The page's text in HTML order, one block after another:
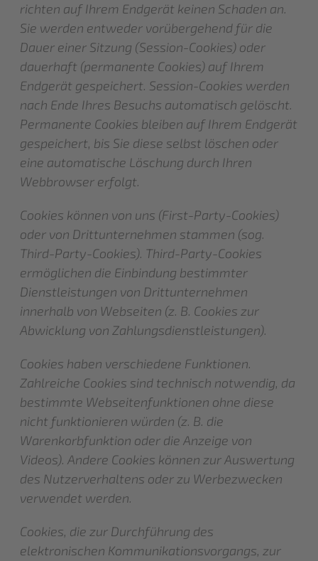
richten auf Ihrem Endgerät keinen Schaden an.
Sie werden entweder vorübergehend für die
Dauer einer Sitzung (Session-Cookies) oder
dauerhaft (permanente Cookies) auf Ihrem
Endgerät gespeichert. Session-Cookies werden
nach Ende Ihres Besuchs automatisch gelöscht.
Permanente Cookies bleiben auf Ihrem Endgerät
gespeichert, bis Sie diese selbst löschen oder
eine automatische Löschung durch Ihren
Webbrowser erfolgt.
Cookies können von uns (First-Party-Cookies)
oder von Drittunternehmen stammen (sog.
Third-Party-Cookies). Third-Party-Cookies
ermöglichen die Einbindung bestimmter
Dienstleistungen von Drittunternehmen
innerhalb von Webseiten (z. B. Cookies zur
Abwicklung von Zahlungsdienstleistungen).
Cookies haben verschiedene Funktionen.
Zahlreiche Cookies sind technisch notwendig, da
bestimmte Webseitenfunktionen ohne diese
nicht funktionieren würden (z. B. die
Warenkorbfunktion oder die Anzeige von
Videos). Andere Cookies können zur Auswertung
des Nutzerverhaltens oder zu Werbezwecken
verwendet werden.
Cookies, die zur Durchführung des
elektronischen Kommunikationsvorgangs, zur